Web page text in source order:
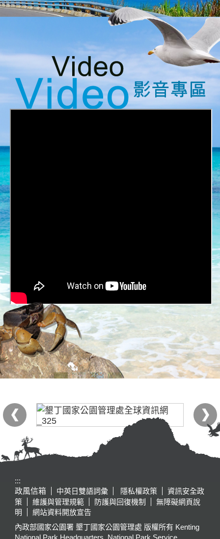
:::
政風信箱
中英日雙語詞彙 隱私權政策
資訊安全政
策
維護與管理規範 防護與回復機制
無障礙網頁說
明
網站資料開放宣告
內政部國家公園署 墾丁國家公園管理處 版權所有 Kenting
National Park Headquarters, National Park Service,